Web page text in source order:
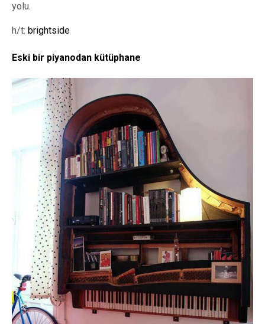
yolu.
h/t: brightside
Eski bir piyanodan kütüphane